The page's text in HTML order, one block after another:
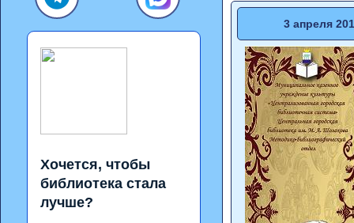
Хочется, чтобы
библиотека стала
лучше?
3 апреля